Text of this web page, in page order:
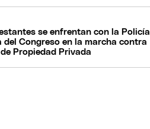
se enfrentan con la Policía
del Congreso en la marcha contra
de Propiedad Privada